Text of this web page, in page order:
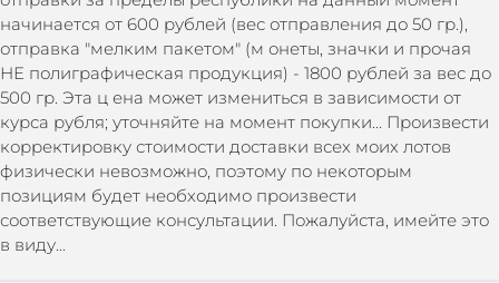
начинается от 600 рублей (вес отправления до 50 гр.),
отправка "мелким пакетом" (м онеты, значки и прочая
НЕ полиграфическая продукция) - 1800 рублей за вес до
500 гр. Эта ц ена может измениться в зависимости от
курса рубля; уточняйте на момент покупки... Произвести
корректировку стоимости доставки всех моих лотов
физически невозможно, поэтому по некоторым
позициям будет необходимо произвести
соответствующие консультации. Пожалуйста, имейте это
в виду...